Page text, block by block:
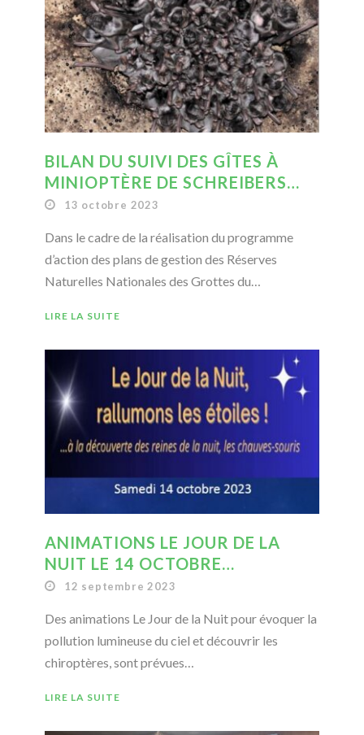
BILAN DU SUIVI DES GÎTES À
MINIOPTÈRE DE SCHREIBERS…
13 octobre 2023
Dans le cadre de la réalisation du programme
d’action des plans de gestion des Réserves
Naturelles Nationales des Grottes du…
LIRE LA SUITE
ANIMATIONS LE JOUR DE LA
NUIT LE 14 OCTOBRE…
12 septembre 2023
Des animations Le Jour de la Nuit pour évoquer la
pollution lumineuse du ciel et découvrir les
chiroptères, sont prévues…
LIRE LA SUITE